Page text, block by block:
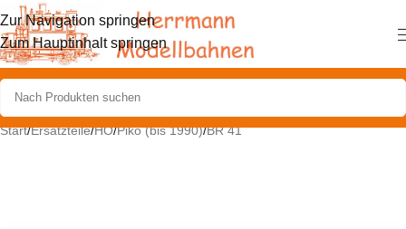
Zur Navigation springen
Zum Hauptinhalt springen
Start/Ersatzteile/HO/Piko (bis 1990)/BR 41